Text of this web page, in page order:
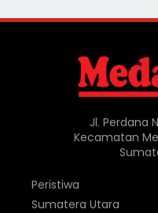
Jl. Perdana
Kecamatan
Peristiwa
Sumatera Utara